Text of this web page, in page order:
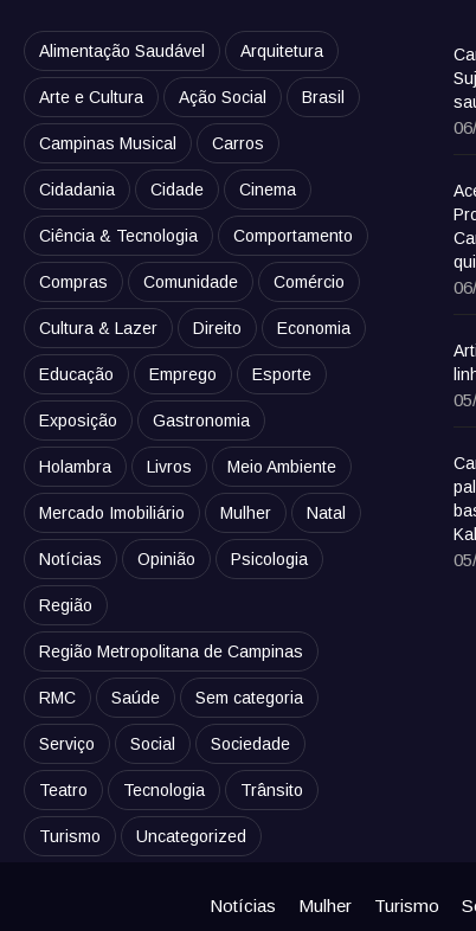
Alimentação Saudável Arquitetura
Arte e Cultura Ação Social Brasil
Campinas Musical Carros
Cidadania Cidade Cinema
Ciência & Tecnologia Comportamento
Compras Comunidade Comércio
Cultura & Lazer Direito Economia
Educação Emprego Esporte
Exposição Gastronomia
Holambra Livros Meio Ambiente
Mercado Imobiliário Mulher Natal
Notícias Opinião Psicologia
Região
Região Metropolitana de Campinas
RMC Saúde Sem categoria
Serviço Social Sociedade
Teatro Tecnologia Trânsito
Turismo Uncategorized
Notícias Mulher Turismo